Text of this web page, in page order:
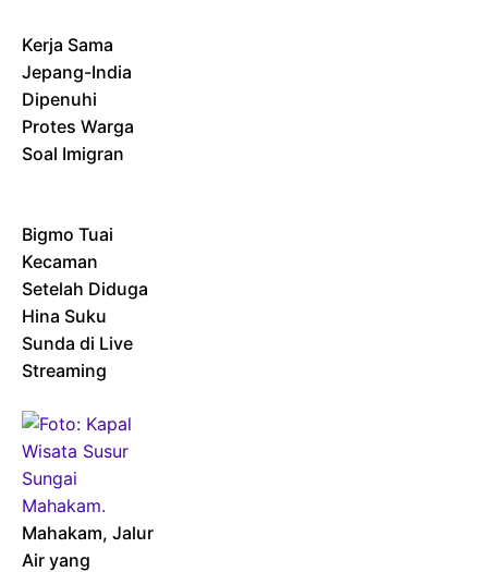
Kerja Sama
Jepang-India
Dipenuhi
Protes Warga
Soal Imigran
Bigmo Tuai
Kecaman
Setelah Diduga
Hina Suku
Sunda di Live
Streaming
Mahakam, Jalur
Air yang